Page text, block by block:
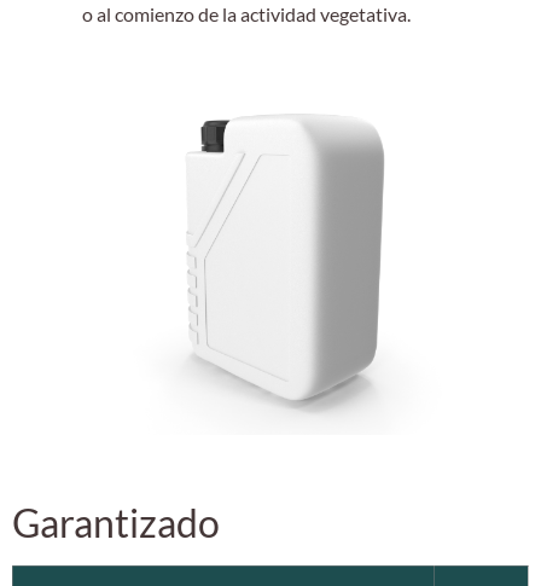
o al comienzo de la actividad vegetativa.
Garantizado